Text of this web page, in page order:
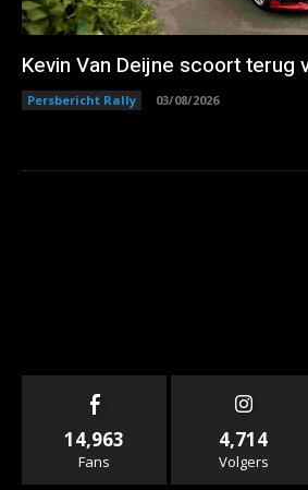
Kevin Van Deijne scoort terug
Persbericht Rally 03/08/2026
14,963
Fans
4,714
Volgers